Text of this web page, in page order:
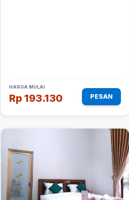
HARGA MULAI
Rp 193.130 PESAN